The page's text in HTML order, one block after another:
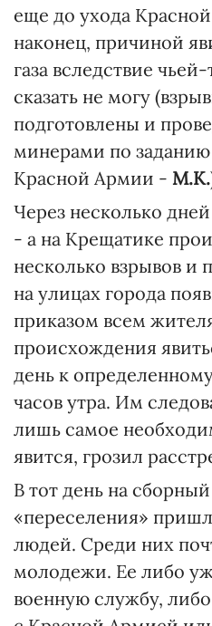
еще до ухода
наконец, причиной
газа вследствие
сказать не могу
подготовлены и
минерами по
Красной Армии - М.К.
Через несколько
- а на Крещатике
несколько взрывов и
на улицах города
приказом всем
происхождения
день к
часов утра. Им
лишь самое
явится, грозил
В тот день на
«переселения»
людей. Среди них
молодежи. Ее либо
военную службу,